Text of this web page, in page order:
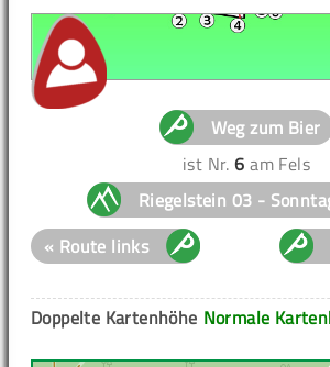
Weg zum Bier
ist Nr.6 am Fels
Riegelstein 03 -
« Route links
Normale
Doppelte Kartenhöhe